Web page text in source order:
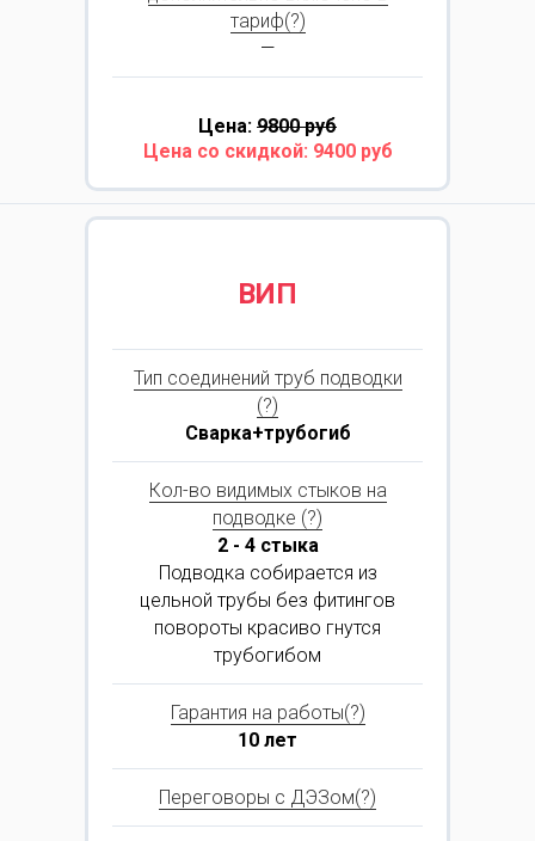
тариф(?)
—
Цена: 9800 руб
Цена со скидкой: 9400 руб
ВИП
Тип соединений труб подводки
(?)
Сварка+трубогиб
Кол-во видимых стыков на
подводке (?)
2 - 4 стыка
Подводка собирается из
цельной трубы без фитингов
повороты красиво гнутся
трубогибом
Гарантия на работы(?)
10 лет
Переговоры с ДЭЗом(?)